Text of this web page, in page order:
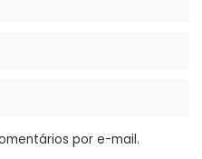
por e-mail.